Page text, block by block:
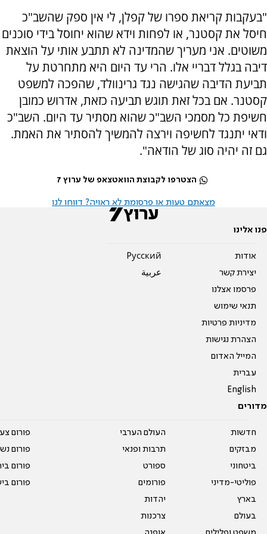
"בעקבות קריאת ספרו של קפלן, לי אין ספק שהשב"כ
חיסל את קסטנר, או לפחות וידא שהוא יחוסל בידי סוכנים
משוטים. אני מעריך שהמדינה לא תתבע אותי על הוצאת
דיבה בגלל דבריי אלו. הרי עד היום היא מתחרטת על
תביעת הדיבה שהגישה נגד גרינוולד, שהפכה למשפט
קסטנר. אם בכל זאת תוגש תביעה כזאת, אדרוש כמובן
חשיפת כל מסמכי השב"כ שהוא מסתיר עד היום. השב"כ
ודאי יתנגד לחשיפה וירצה להמשיך להסתיר את האמת.
גם זה יהיה סוג של הודאה".
הצטרפו לקבוצת הוואטצאפ של ערוץ 7
מצאתם טעות או פרסומת לא ראויה? דווחו לנו
פנו אלינו
אודות
יצירת קשר
פרסמו אצלנו
תנאי שימוש
מדיניות פרטיות
הצהרת נגישות
המייל האדום
עברית
English
Pусский
عربية
מדורים
חדשות
מבזקים
ביטחוני
פוליטי-מדיני
בארץ
בעולם
העולם הערבי
תרבות ופנאי
ספורט
פורומים
יהדות
צרכנות
פורום
פורום
פורום
פורום